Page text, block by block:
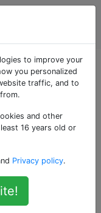
d'un fichier ou
intactes les
plus simple
to improve your
you personalized
traffic, and to
and other
16 years old or
Privacy policy.